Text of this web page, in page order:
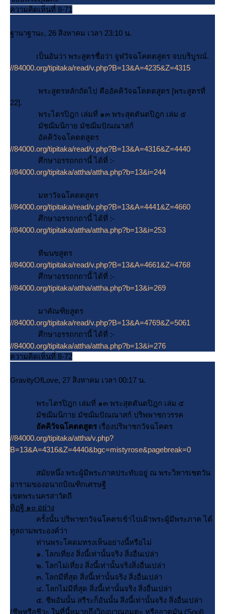
ความคิดเห็นที่ 8-71
ฐานาฐานะ, 26 สิงหาคม เวลา 23:10 น.
เป็นอันว่า พระสูตรชื่อว่า จูฬวัจฉโคตตสูตร จบบริบูรณ์.
//84000.org/tipitaka/read/v.php?B=13&A=4235&Z=4315
พระสูตรหลักถัดไป คืออัคคิวัจฉโคตตสูตร [พระสูตรที่
22].
พระไตรปิฎก เล่มที่ ๑๓ พระสุตตันตปิฎก เล่ม ๕
มัชฌิมนิกาย มัชฌิมปัณณาสก์
อัคคิวัจฉโคตตสูตร
//84000.org/tipitaka/read/v.php?B=13&A=4316&Z=4440
ศึกษาอรรถกถานี้ ได้ที่ :-
//84000.org/tipitaka/attha/attha.php?b=13&i=244
มหาวัจฉโคตตสูตร
//84000.org/tipitaka/read/v.php?B=13&A=4441&Z=4660
ศึกษาอรรถกถานี้ ได้ที่ :-
//84000.org/tipitaka/attha/attha.php?b=13&i=253
ทีฆนขสูตร
//84000.org/tipitaka/read/v.php?B=13&A=4661&Z=4768
ศึกษาอรรถกถานี้ ได้ที่ :-
//84000.org/tipitaka/attha/attha.php?b=13&i=269
มาคัณฑิยสูตร
//84000.org/tipitaka/read/v.php?B=13&A=4769&Z=5061
ศึกษาอรรถกถานี้ ได้ที่ :-
//84000.org/tipitaka/attha/attha.php?b=13&i=276
ความคิดเห็นที่ 8-72
GravityOfLove, 27 สิงหาคม เวลา 00:17 น.
พระไตรปิฎก เล่มที่ ๑๓ พระสุตตันตปิฎก เล่ม ๕
มัชฌิมนิกาย มัชฌิมปัณณาสก์ ปริพพาชกวรรค
อัคคิวัจฉโคตตสูตร เรื่องปริพาชกวัจฉโคตร
//84000.org/tipitaka/attha/v.php?
B=13&A=4316&Z=4440&bgc=mistyrose&pagebreak=0
สมัยหนึ่ง พระผู้มีพระภาคประทับอยู่ ณ พระวิหารเชตวัน
อารามของอนาถบิณฑิกเศรษฐี
เขตพระนครสาวัตถี
ทิฏฐิ ๑๐ อย่าง
ครั้งนั้น ปริพาชกวัจฉโคตรเข้าไปเฝ้าพระผู้มีพระภาค ได้
ทูลถามพระองค์ว่า
ท่านพระโคดมทรงเห็นอย่างนี้หรือไม่
๑. โลกเที่ยง สิ่งนี้เท่านั้นจริง สิ่งอื่นเปล่า
๒. โลกไม่เที่ยง สิ่งนี้เท่านั้นจริงสิ่งอื่นเปล่า
๓. โลกมีที่สุด สิ่งนี้เท่านั้นจริง สิ่งอื่นเปล่า
๔. โลกไม่มีที่สุด สิ่งนี้เท่านั้นจริง สิ่งอื่นเปล่า
๕. ชีพอันนั้น สรีระก็อันนั้น สิ่งนี้เท่านั้นจริง สิ่งอื่นเปล่า
(ชีพหรือชีวะ ในที่นี้หมายถึงวิญญาณอมตะ หรืออาตมัน (Soul)